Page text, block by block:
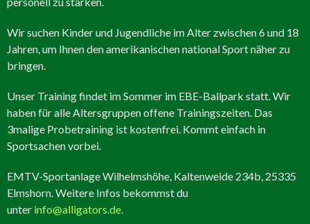
Wir suchen Kinder und Jugendliche im Alter zwischen 6 und 18
Jahren, um Ihnen den amerikanischen national Sport näher zu
bringen.
Unser Training findet im Sommer im EBE-Ballpark statt. Wir
haben für alle Altersgruppen offene Trainingszeiten. Das
3malige Probetraining ist kostenfrei. Kommt einfach in
Sportsachen vorbei.
EMTV-Sportanlage Wilhelmshöhe, Kaltenweide 234b, 25335
Elmshorn. Weitere Infos bekommst du
unter info@alligators.de.